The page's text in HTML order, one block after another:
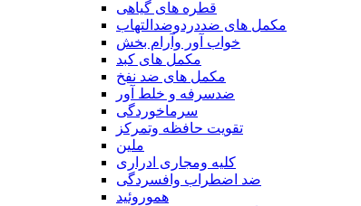
قطره های گیاهی
مکمل های ضددردوضدالتهاب
خواب آور وآرام بخش
مکمل های کبد
مکمل های ضد نفخ
ضدسرفه و خلط آور
سرماخوردگی
تقویت حافظه وتمرکز
ملین
کلیه ومجاری ادراری
ضد اضطراب وافسردگی
هموروئید